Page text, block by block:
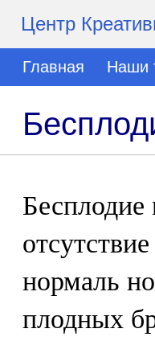
Центр
Главная Наши
нормаль
плодных